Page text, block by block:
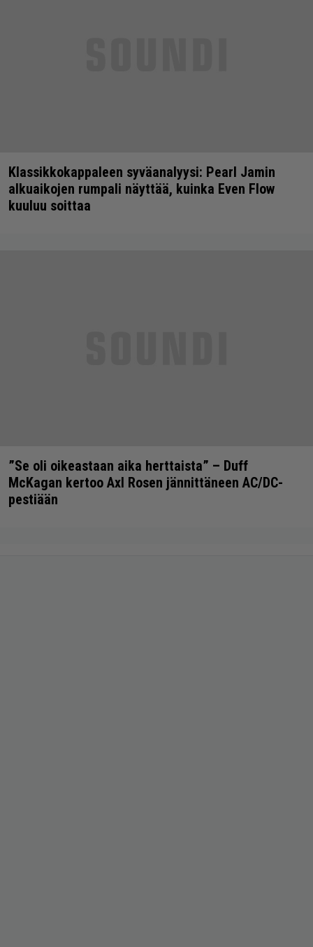
Klassikkokappaleen syväanalyysi: Pearl Jamin
alkuaikojen rumpali näyttää, kuinka Even Flow
kuuluu soittaa
”Se oli oikeastaan aika herttaista” – Duff
McKagan kertoo Axl Rosen jännittäneen AC/DC-
pestiään